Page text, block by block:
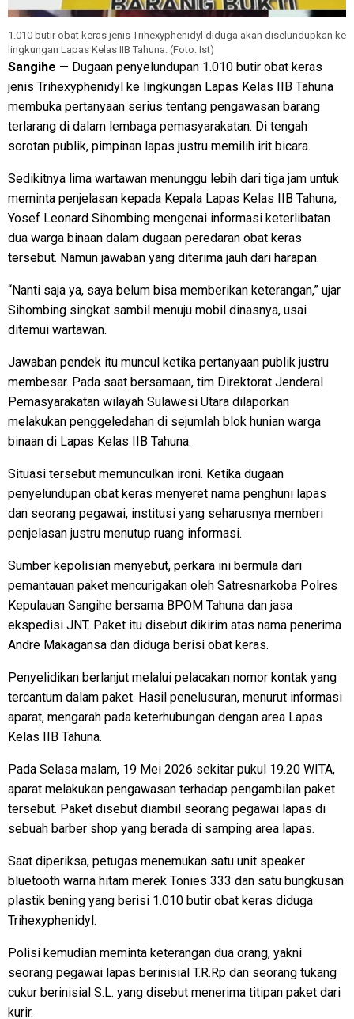
1.010 butir obat keras jenis Trihexyphenidyl diduga akan diselundupkan ke
lingkungan Lapas Kelas IIB Tahuna. (Foto: Ist)
Sangihe — Dugaan penyelundupan 1.010 butir obat keras
jenis Trihexyphenidyl ke lingkungan Lapas Kelas IIB Tahuna
membuka pertanyaan serius tentang pengawasan barang
terlarang di dalam lembaga pemasyarakatan. Di tengah
sorotan publik, pimpinan lapas justru memilih irit bicara.
Sedikitnya lima wartawan menunggu lebih dari tiga jam untuk
meminta penjelasan kepada Kepala Lapas Kelas IIB Tahuna,
Yosef Leonard Sihombing mengenai informasi keterlibatan
dua warga binaan dalam dugaan peredaran obat keras
tersebut. Namun jawaban yang diterima jauh dari harapan.
“Nanti saja ya, saya belum bisa memberikan keterangan,” ujar
Sihombing singkat sambil menuju mobil dinasnya, usai
ditemui wartawan.
Jawaban pendek itu muncul ketika pertanyaan publik justru
membesar. Pada saat bersamaan, tim Direktorat Jenderal
Pemasyarakatan wilayah Sulawesi Utara dilaporkan
melakukan penggeledahan di sejumlah blok hunian warga
binaan di Lapas Kelas IIB Tahuna.
Situasi tersebut memunculkan ironi. Ketika dugaan
penyelundupan obat keras menyeret nama penghuni lapas
dan seorang pegawai, institusi yang seharusnya memberi
penjelasan justru menutup ruang informasi.
Sumber kepolisian menyebut, perkara ini bermula dari
pemantauan paket mencurigakan oleh Satresnarkoba Polres
Kepulauan Sangihe bersama BPOM Tahuna dan jasa
ekspedisi JNT. Paket itu disebut dikirim atas nama penerima
Andre Makagansa dan diduga berisi obat keras.
Penyelidikan berlanjut melalui pelacakan nomor kontak yang
tercantum dalam paket. Hasil penelusuran, menurut informasi
aparat, mengarah pada keterhubungan dengan area Lapas
Kelas IIB Tahuna.
Pada Selasa malam, 19 Mei 2026 sekitar pukul 19.20 WITA,
aparat melakukan pengawasan terhadap pengambilan paket
tersebut. Paket disebut diambil seorang pegawai lapas di
sebuah barber shop yang berada di samping area lapas.
Saat diperiksa, petugas menemukan satu unit speaker
bluetooth warna hitam merek Tonies 333 dan satu bungkusan
plastik bening yang berisi 1.010 butir obat keras diduga
Trihexyphenidyl.
Polisi kemudian meminta keterangan dua orang, yakni
seorang pegawai lapas berinisial T.R.Rp dan seorang tukang
cukur berinisial S.L. yang disebut menerima titipan paket dari
kurir.